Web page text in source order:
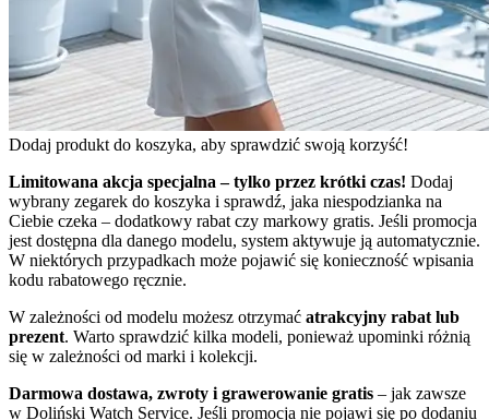
Dodaj produkt do koszyka, aby sprawdzić swoją korzyść!
Limitowana akcja specjalna – tylko przez krótki czas! Dodaj
wybrany zegarek do koszyka i sprawdź, jaka niespodzianka na
Ciebie czeka – dodatkowy rabat czy markowy gratis. Jeśli promocja
jest dostępna dla danego modelu, system aktywuje ją automatycznie.
W niektórych przypadkach może pojawić się konieczność wpisania
kodu rabatowego ręcznie.
W zależności od modelu możesz otrzymać atrakcyjny rabat lub
prezent. Warto sprawdzić kilka modeli, ponieważ upominki różnią
się w zależności od marki i kolekcji.
Darmowa dostawa, zwroty i grawerowanie gratis – jak zawsze
w Doliński Watch Service. Jeśli promocja nie pojawi się po dodaniu